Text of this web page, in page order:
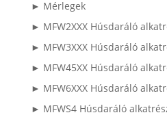
► Mérlegek
► MFW2XXX Húsdaráló
► MFW3XXX Húsdaráló
► MFW45XX Húsdaráló
► MFW6XXX Húsdaráló
► MFWS4 Húsdaráló